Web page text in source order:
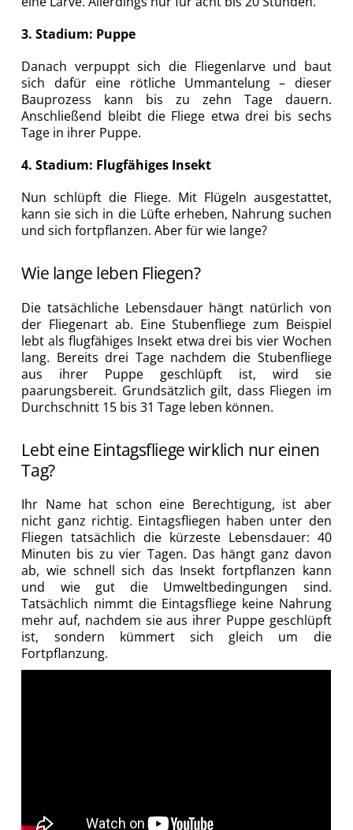
3. Stadium: Puppe
Danach verpuppt sich die Fliegenlarve und baut
sich dafür eine rötliche Ummantelung – dieser
Bauprozess kann bis zu zehn Tage dauern.
Anschließend bleibt die Fliege etwa drei bis sechs
Tage in ihrer Puppe.
4. Stadium: Flugfähiges Insekt
Nun schlüpft die Fliege. Mit Flügeln ausgestattet,
kann sie sich in die Lüfte erheben, Nahrung suchen
und sich fortpflanzen. Aber für wie lange?
Wie lange leben Fliegen?
Die tatsächliche Lebensdauer hängt natürlich von
der Fliegenart ab. Eine Stubenfliege zum Beispiel
lebt als flugfähiges Insekt etwa drei bis vier Wochen
lang. Bereits drei Tage nachdem die Stubenfliege
aus ihrer Puppe geschlüpft ist, wird sie
paarungsbereit. Grundsätzlich gilt, dass Fliegen im
Durchschnitt 15 bis 31 Tage leben können.
Lebt eine Eintagsfliege wirklich nur einen
Tag?
Ihr Name hat schon eine Berechtigung, ist aber
nicht ganz richtig. Eintagsfliegen haben unter den
Fliegen tatsächlich die kürzeste Lebensdauer: 40
Minuten bis zu vier Tagen. Das hängt ganz davon
ab, wie schnell sich das Insekt fortpflanzen kann
und wie gut die Umweltbedingungen sind.
Tatsächlich nimmt die Eintagsfliege keine Nahrung
mehr auf, nachdem sie aus ihrer Puppe geschlüpft
ist, sondern kümmert sich gleich um die
Fortpflanzung.